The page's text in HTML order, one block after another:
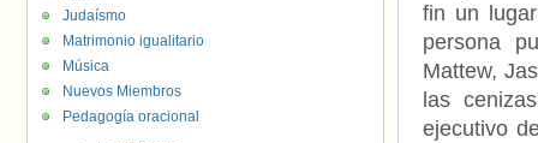
fin un
persona
Mattew,
las
ejecutivo
Judaísmo
Matrimonio igualitario
Música
Nuevos Miembros
Pedagogía oracional